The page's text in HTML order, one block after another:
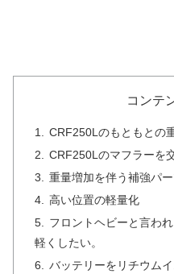
コンテ
CRF250Lのもともとの
CRF250Lのマフラーを
重量増加を伴う補強パ
高い位置の軽量化
フロントヘビーと言わ
軽くしたい。
バッテリーをリチウム